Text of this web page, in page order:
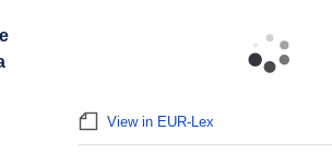
View in EUR-Lex